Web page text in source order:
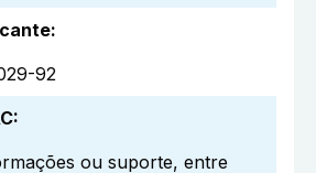
:
92
:
ou suporte, entre